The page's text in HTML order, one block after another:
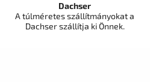
Dachser
A túlméretes szállítmányokat a
Dachser szállítja ki Önnek.